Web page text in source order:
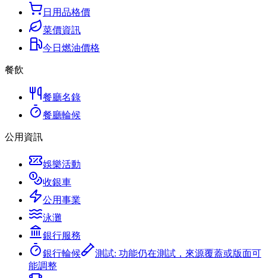
日用品格價
菜價資訊
今日燃油價格
餐飲
餐廳名錄
餐廳輪候
公用資訊
娛樂活動
收銀車
公用事業
泳灘
銀行服務
銀行輪候
測試: 功能仍在測試，來源覆蓋或版面可
能調整